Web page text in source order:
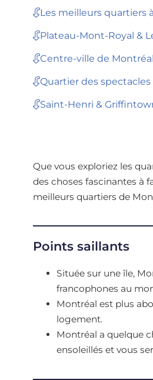
Les meilleurs quartiers
Plateau-Mont-Royal &
Centre-ville de Montréal
Quartier des spectacles
Saint-Henri &
Que vous exploriez les
des choses fascinantes à
meilleurs quartiers de
Points saillants
Située sur une île,
francophones au
Montréal est plus
logement.
Montréal a quelque
ensoleillés et vous